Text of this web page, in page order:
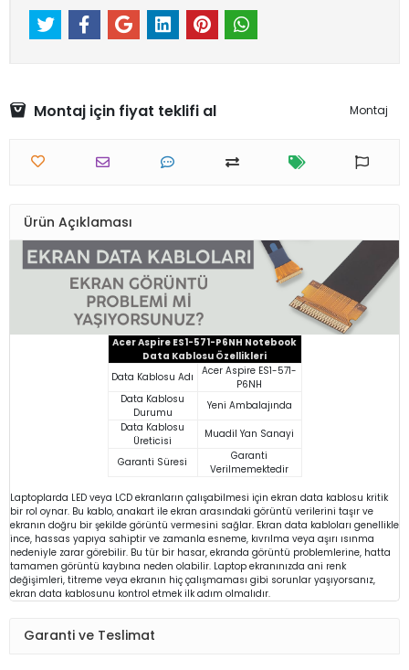
Montaj için fiyat teklifi al Montaj
Ürün Açıklaması
Acer Aspire ES1-571-P6NH Notebook
Data Kablosu Özellikleri
Data Kablosu Adı
Acer Aspire ES1-571-
P6NH
Data Kablosu
Durumu
Yeni Ambalajında
Data Kablosu
Üreticisi
Muadil Yan Sanayi
Garanti Süresi
Garanti
Verilmemektedir
Laptoplarda LED veya LCD ekranların çalışabilmesi için ekran data kablosu kritik
bir rol oynar. Bu kablo, anakart ile ekran arasındaki görüntü verilerini taşır ve
ekranın doğru bir şekilde görüntü vermesini sağlar. Ekran data kabloları genellikle
ince, hassas yapıya sahiptir ve zamanla esneme, kıvrılma veya aşırı ısınma
nedeniyle zarar görebilir. Bu tür bir hasar, ekranda görüntü problemlerine, hatta
tamamen görüntü kaybına neden olabilir. Laptop ekranınızda ani renk
değişimleri, titreme veya ekranın hiç çalışmaması gibi sorunlar yaşıyorsanız,
ekran data kablosunu kontrol etmek ilk adım olmalıdır.
Garanti ve Teslimat